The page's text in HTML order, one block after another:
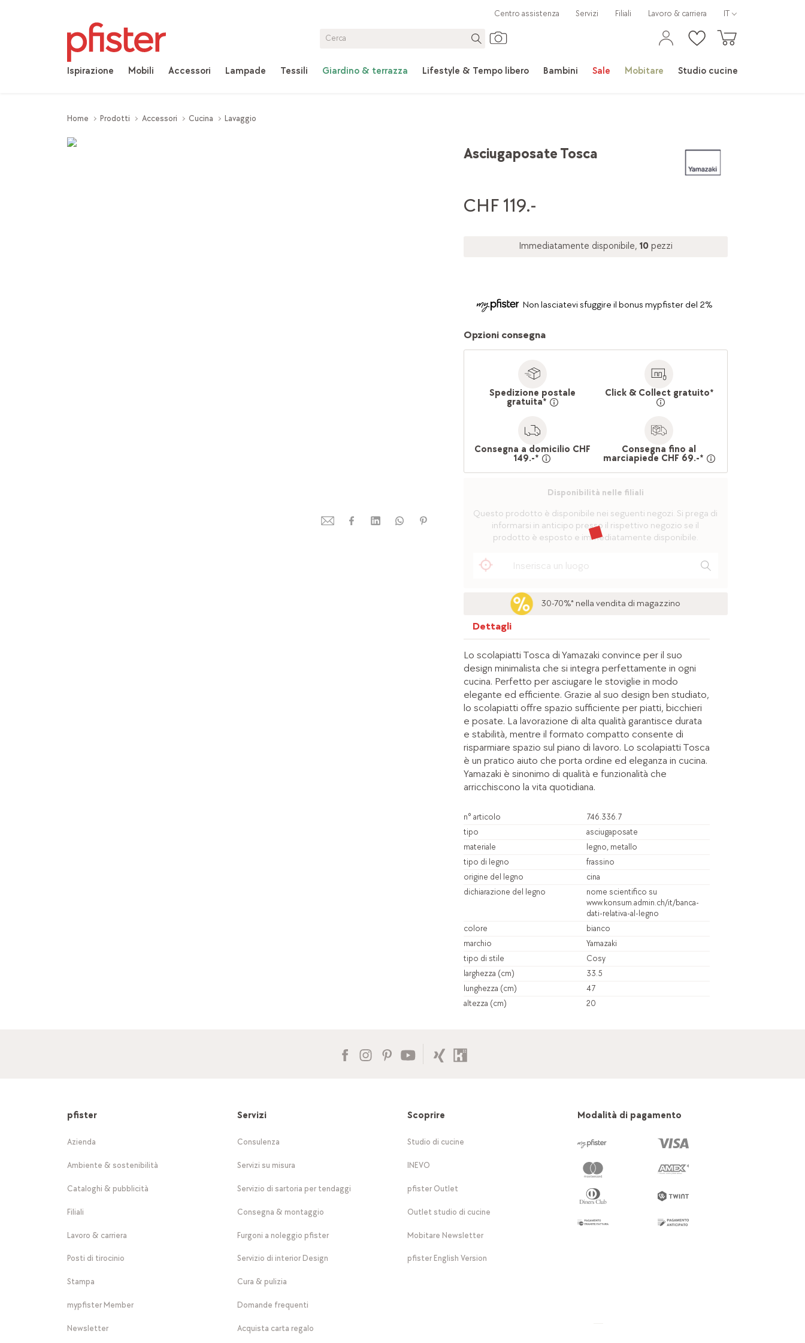
Ispirazione Mobili Accessori Lampade Tessili Giardino & terrazza Lifestyle & Tempo libero Bambini Sale Mobitare Studio cucine
Centro assistenza Servizi Filiali Lavoro & carriera IT
Home Prodotti Accessori Cucina Lavaggio
Asciugaposate Tosca
CHF 119.-
Immediatamente disponibile,10 pezzi
Non lasciatevi sfuggire il bonus mypfister del 2%
Opzioni consegna
Spedizione postale
gratuita*
Click & Collect gratuito*
Consegna a domicilio CHF
149.-*
Consegna fino al
marciapiede CHF 69.-*
Disponibilità nelle filiali
Questo prodotto è disponibile nei seguenti negozi. Si prega di
informarsi in anticipo presso il rispettivo negozio se il
prodotto è esposto e immediatamente disponibile.
30-70%* nella vendita di magazzino
Dettagli
Lo scolapiatti Tosca di Yamazaki convince per il suo
design minimalista che si integra perfettamente in ogni
cucina. Perfetto per asciugare le stoviglie in modo
elegante ed efficiente. Grazie al suo design ben studiato,
lo scolapiatti offre spazio sufficiente per piatti, bicchieri
e posate. La lavorazione di alta qualità garantisce durata
e stabilità, mentre il formato compatto consente di
risparmiare spazio sul piano di lavoro. Lo scolapiatti Tosca
è un pratico aiuto che porta ordine ed eleganza in cucina.
Yamazaki è sinonimo di qualità e funzionalità che
arricchiscono la vita quotidiana.
n° articolo
746.336.7
tipo
asciugaposate
materiale
legno, metallo
tipo di legno
frassino
origine del legno
cina
dichiarazione del legno
nome scientifico su
www.konsum.admin.ch/it/banca-
dati-relativa-al-legno
colore
bianco
marchio
Yamazaki
tipo di stile
Cosy
larghezza (cm)
33.5
lunghezza (cm)
47
altezza (cm)
20
pfister
Azienda
Ambiente & sostenibilità
Cataloghi & pubblicità
Filiali
Lavoro & carriera
Posti di tirocinio
Stampa
mypfister Member
Newsletter
Servizi
Consulenza
Servizi su misura
Servizio di sartoria per tendaggi
Consegna & montaggio
Furgoni a noleggio pfister
Servizio di interior Design
Cura & pulizia
Domande frequenti
Acquista carta regalo
Scoprire
Studio di cucine
INEVO
pfister Outlet
Outlet studio di cucine
Mobitare Newsletter
pfister English Version
Modalità di pagamento